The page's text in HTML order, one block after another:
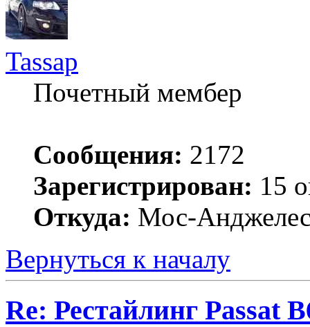
Tassap
Почетный мембер
Сообщения: 2172
Зарегистрирован: 15
Откуда: Мос-
Вернуться к началу
Re: Рестайлинг Passat